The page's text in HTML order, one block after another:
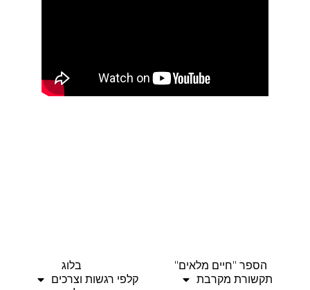
הספר "חיים מלאים"
בלוג
תקשורת מקרבת
קלפי רגשות וצרכים